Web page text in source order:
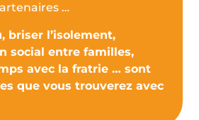
…
briser l’isolement,
social entre familles,
avec la fratrie … sont
que vous trouverez avec